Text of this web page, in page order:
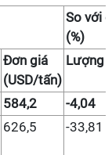
So với
(%)
Đơn giá
(USD/tấn)
Lượng
584,2
-4,04
626,5 -33,81